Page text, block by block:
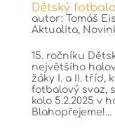
Dětský
autor: Tomáš
Aktualita,
15. ročníku
největšího
žáky I. a II. tříd,
fotbalový svaz,
kolo 5.2.2025 v
Blahopřejeme!...